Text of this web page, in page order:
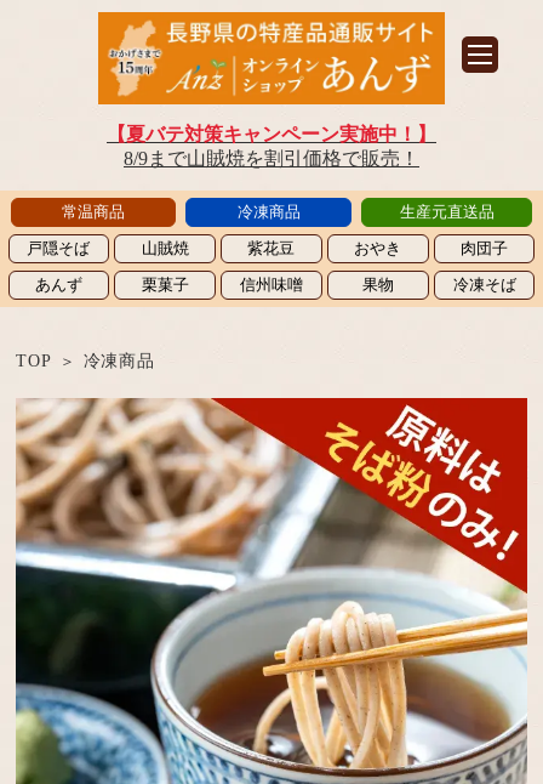
【夏バテ対策キャンペーン実施中！】
8/9まで山賊焼を割引価格で販売！
常温商品 冷凍商品
生産元直送品
戸隠そば
あんず
山賊焼
栗菓子
紫花豆
信州味噌
おやき
果物
肉団子
冷凍そば
TOP 冷凍商品